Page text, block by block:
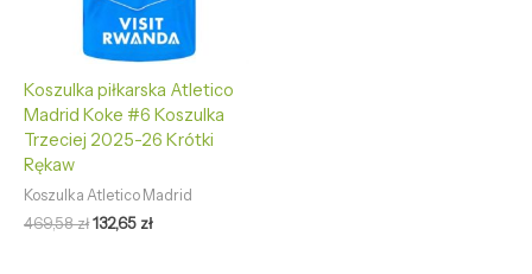
Koszulka piłkarska Atletico
Madrid Koke #6 Koszulka
Trzeciej 2025-26 Krótki
Rękaw
Koszulka Atletico Madrid
469,58zł132,65 zł